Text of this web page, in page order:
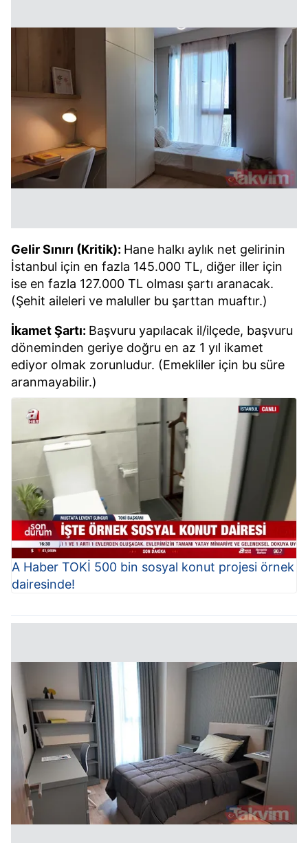
Gelir Sınırı (Kritik): Hane halkı aylık net gelirinin
İstanbul için en fazla 145.000 TL, diğer iller için
ise en fazla 127.000 TL olması şartı aranacak.
(Şehit aileleri ve maluller bu şarttan muaftır.)
İkamet Şartı: Başvuru yapılacak il/ilçede, başvuru
döneminden geriye doğru en az 1 yıl ikamet
ediyor olmak zorunludur. (Emekliler için bu süre
aranmayabilir.)
A Haber TOKİ 500 bin sosyal konut projesi örnek
dairesinde!